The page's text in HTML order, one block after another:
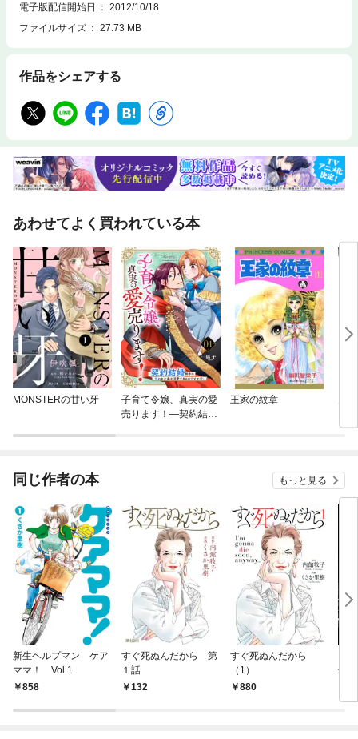
電子版配信開始日
2012/10/18
ファイルサイズ
27.73 MB
作品をシェアする
あわせてよく買われている本
MONSTERの甘い牙
子育て令嬢、真実の愛
売ります！—契約結婚
王家の紋章
同じ作者の本 もっと見る
新生ヘルプマン ケア
ママ！ Vol.1
858
すぐ死ぬんだから 第
１話
132
すぐ死ぬんだから
（1）
880
号